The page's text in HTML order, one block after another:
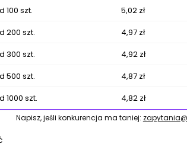
100 szt.
5,02 zł
200 szt.
4,97 zł
300 szt.
4,92 zł
500 szt.
4,87 zł
1000 szt.
4,82 zł
Napisz, jeśli konkurencja ma taniej: